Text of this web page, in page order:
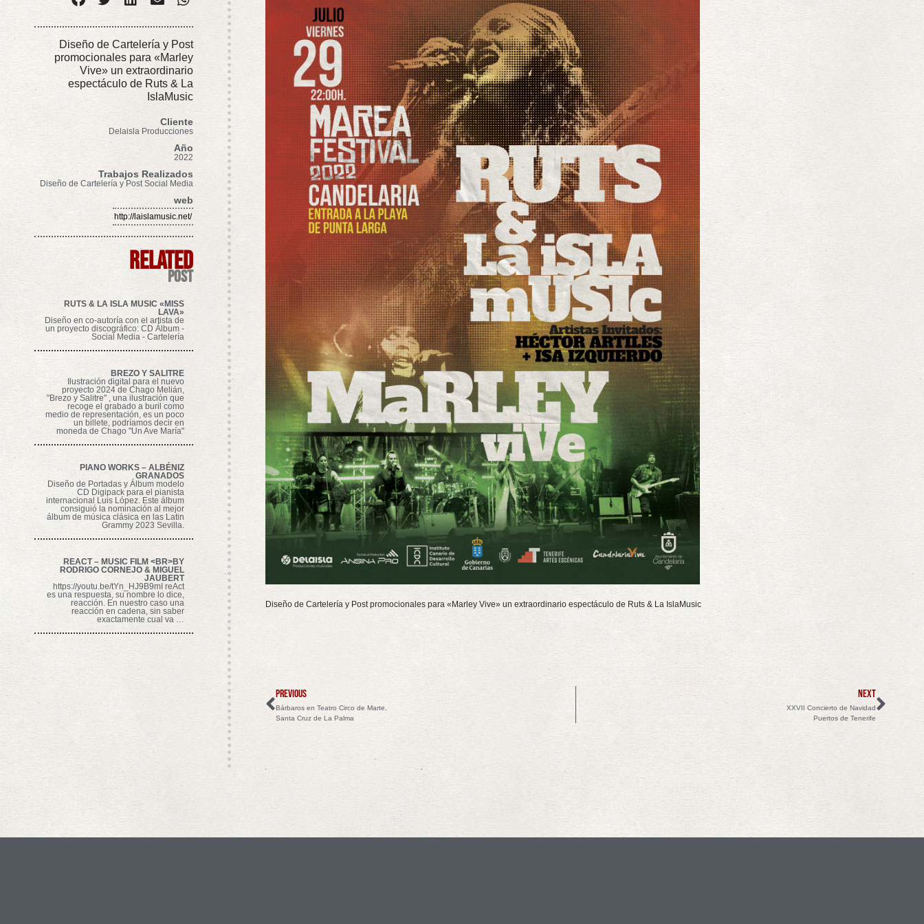
Diseño de Cartelería y Post
promocionales para «Marley
Vive» un extraordinario
espectáculo de Ruts & La
IslaMusic
Cliente
Delaisla Producciones
Año
2022
Trabajos Realizados
Diseño de Cartelería y Post Social Media
web
http://laislamusic.net/
related
post
RUTS & LA ISLA MUSIC «MISS
LAVA»
Diseño en co-autoría con el artista de
un proyecto discográfico: CD Álbum -
Social Media - Cartelería
BREZO Y SALITRE
Ilustración digital para el nuevo
proyecto 2024 de Chago Melián,
"Brezo y Salitre" , una ilustración que
recoge el grabado a buril como
medio de representación, es un poco
un billete, podríamos decir en
moneda de Chago "Un Ave María"
PIANO WORKS – ALBÉNIZ
GRANADOS
Diseño de Portadas y Álbum modelo
CD Digipack para el pianista
internacional Luis López. Este álbum
consiguió la nominación al mejor
álbum de música clásica en las Latin
Grammy 2023 Sevilla.
REACT – MUSIC FILM <BR>BY
RODRIGO CORNEJO & MIGUEL
JAUBERT
https://youtu.be/tYn_HJ9B9mI reAct
es una respuesta, su nombre lo dice,
reacción. En nuestro caso una
reacción en cadena, sin saber
exactamente cual va …
Diseño de Cartelería y Post promocionales para «Marley Vive» un extraordinario espectáculo de Ruts & La IslaMusic
PREVIOUS
Bárbaros en Teatro Circo de Marte,
Santa Cruz de La Palma
NEXT
XXVII Concierto de Navidad
Puertos de Tenerife